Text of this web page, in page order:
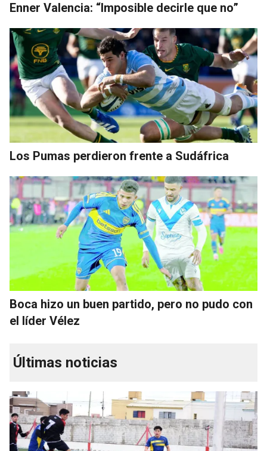
Enner Valencia: “Imposible decirle que no”
Los Pumas perdieron frente a Sudáfrica
Boca hizo un buen partido, pero no pudo con
el líder Vélez
Últimas noticias